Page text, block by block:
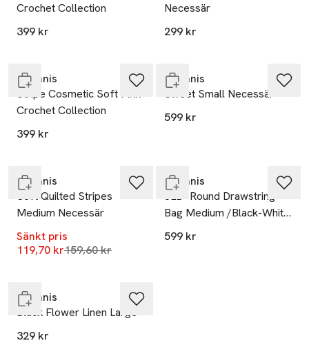
Crochet Collection
399 kr
Necessär
299 kr
Ceannis
Stripe Cosmetic Soft Pink
Crochet Collection
399 kr
Ceannis
Sweet Small Necessär
599 kr
-25%
Ceannis
Soft Quilted Stripes
Medium Necessär
Sänkt pris
119,70 krLägsta pris 30 dagar
159,60 kr
Ceannis
JLB- Round Drawstring
Bag Medium /Black-White
Necessär
599 kr
Ceannis
Black Flower Linen Large
329 kr